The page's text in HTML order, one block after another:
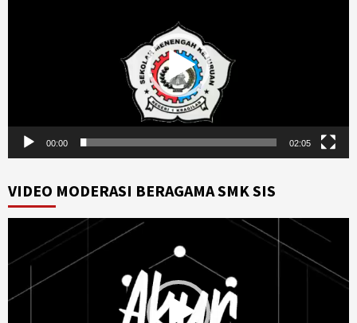
00:00 02:05
VIDEO MODERASI BERAGAMA SMK SIS
Player